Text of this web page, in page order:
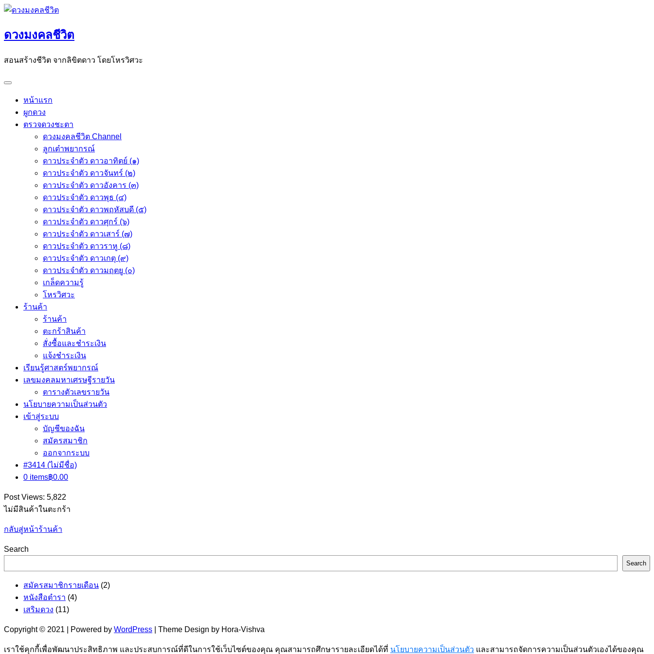
Skip
content
ดวงมงคลชีวิต
สอนสร้างชีวิต จากลิขิตดาว โดยโหรวิศวะ
หน้าแรก
ผูกดวง
ตรวจดวงชะตา
ดวงมงคลชีวิต Channel
ลูกเต๋าพยากรณ์
ดาวประจำตัว ดาวอาทิตย์ (๑)
ดาวประจำตัว ดาวจันทร์ (๒)
ดาวประจำตัว ดาวอังคาร (๓)
ดาวประจำตัว ดาวพุธ (๔)
ดาวประจำตัว ดาวพฤหัสบดี (๕)
ดาวประจำตัว ดาวศุกร์ (๖)
ดาวประจำตัว ดาวเสาร์ (๗)
ดาวประจำตัว ดาวราหู (๘)
ดาวประจำตัว ดาวเกตุ (๙)
ดาวประจำตัว ดาวมฤตยู (๐)
เกล็ดความรู้
โหรวิศวะ
ร้านค้า
ร้านค้า
ตะกร้าสินค้า
สั่งซื้อและชำระเงิน
แจ้งชำระเงิน
เรียนรู้ศาสตร์พยากรณ์
เลขมงคลมหาเศรษฐีรายวัน
ตารางตัวเลขรายวัน
นโยบายความเป็นส่วนตัว
เข้าสู่ระบบ
บัญชีของฉัน
สมัครสมาชิก
ออกจากระบบ
#3414 (ไม่มีชื่อ)
0 items฿0.00
Post Views: 5,822
ไม่มีสินค้าในตะกร้า
กลับสู่หน้าร้านค้า
Search
Search
สมัครสมาชิกรายเดือน 22
หนังสือตำรา 44
เสริมดวง 1111
Copyright © 2021 | Powered by WordPress Theme Design by Hora-Vishva
เราใช้คุกกี้เพื่อพัฒนาประสิทธิภาพ และประสบการณ์ที่ดีในการใช้เว็บไซต์ของคุณ คุณสามารถศึกษารายละเอียดได้ที่ นโยบายความเป็นส่วนตัว และสามารถจัดการความเป็นส่วนตัวเองได้ของคุณ